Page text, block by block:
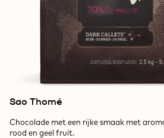
Sao Thomé
Chocolade met een rijke smaak met
rood en geel fruit.